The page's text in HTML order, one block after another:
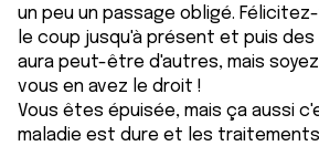
un peu un passage obligé.
le coup jusqu'à présent et puis des
aura peut-être d'autres, mais
vous en avez le droit !
Vous êtes épuisée, mais ça aussi
maladie est dure et les